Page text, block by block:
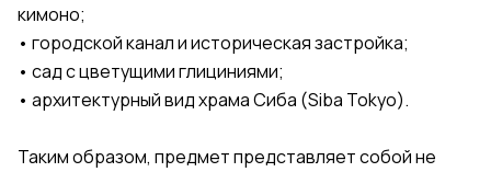
кимоно;
• городской канал и историческая застройка;
• сад с цветущими глициниями;
• архитектурный вид храма Сиба (Siba Tokyo).
Таким образом, предмет представляет собой не